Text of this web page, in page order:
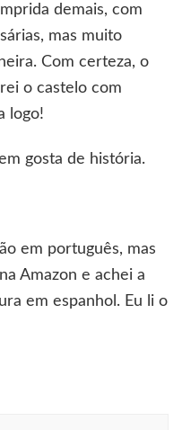
demais, com
mas muito
Com certeza, o
o castelo com
logo!
gosta de história.
em português, mas
Amazon e achei a
em espanhol. Eu li o